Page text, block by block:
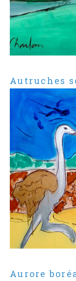
Autruches
Aurore